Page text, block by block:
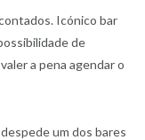
Icónico bar
de
a pena agendar o
despede um dos bares